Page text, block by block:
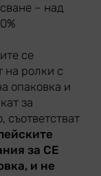
– над
се
на ролки с
опаковка и
за
съответстват
за CE
и не